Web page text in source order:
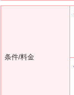
条件/料金